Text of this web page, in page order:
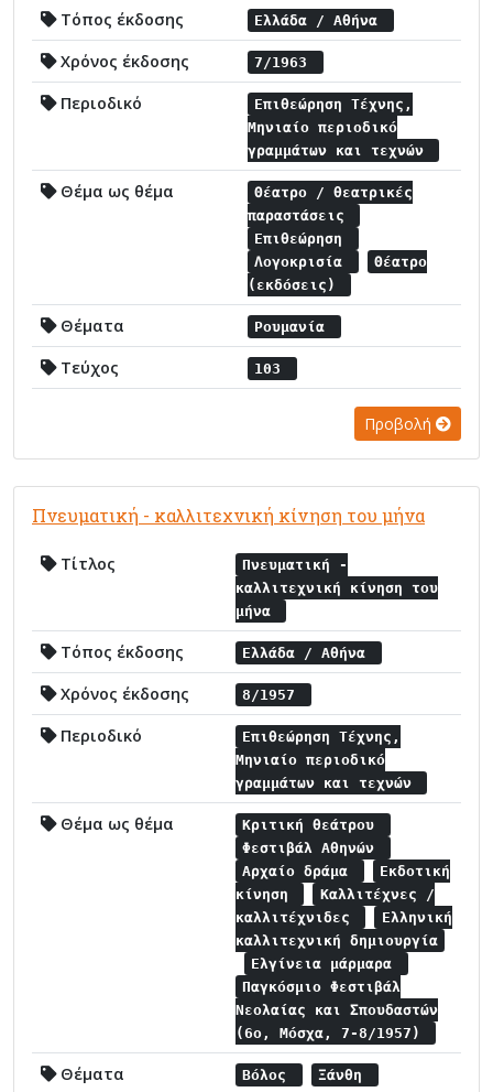
Τόπος έκδοσης Ελλάδα / Αθήνα
Χρόνος έκδοσης 7/1963
Περιοδικό
Επιθεώρηση Τέχνης,
Μηνιαίο περιοδικό
γραμμάτων και τεχνών
Θέμα ως θέμα
Θέατρο / θεατρικές
παραστάσεις
Επιθεώρηση
Λογοκρισία
Θέατρο
(εκδόσεις)
Θέματα Ρουμανία
Τεύχος 103
Προβολή
Πνευματική - καλλιτεχνική κίνηση του μήνα
Τίτλος
Πνευματική -
καλλιτεχνική κίνηση του
μήνα
Τόπος έκδοσης Ελλάδα / Αθήνα
Χρόνος έκδοσης 8/1957
Περιοδικό
Επιθεώρηση Τέχνης,
Μηνιαίο περιοδικό
γραμμάτων και τεχνών
Θέμα ως θέμα
Κριτική θεάτρου
Φεστιβάλ Αθηνών
Αρχαίο δράμα
Εκδοτική
κίνηση
Καλλιτέχνες /
καλλιτέχνιδες
Ελληνική
καλλιτεχνική δημιουργία
Ελγίνεια μάρμαρα
Παγκόσμιο Φεστιβάλ
Νεολαίας και Σπουδαστών
(6ο, Μόσχα, 7-8/1957)
Θέματα Βόλος Ξάνθη